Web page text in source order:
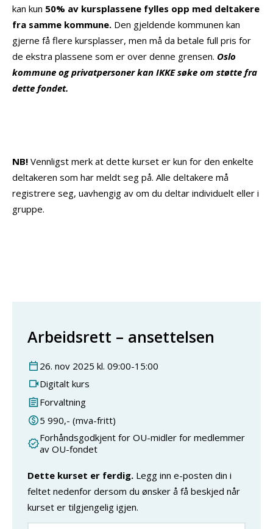
kan kun 50% av kursplassene fylles opp med deltakere
fra samme kommune. Den gjeldende kommunen kan
gjerne få flere kursplasser, men må da betale full pris for
de ekstra plassene som er over denne grensen. Oslo
kommune og privatpersoner kan IKKE søke om støtte fra
dette fondet.
NB! Vennligst merk at dette kurset er kun for den enkelte
deltakeren som har meldt seg på. Alle deltakere må
registrere seg, uavhengig av om du deltar individuelt eller i
gruppe.
Arbeidsrett – ansettelsen
26. nov 2025 kl. 09:00-15:00
Digitalt kurs
Forvaltning
5 990,- (mva-fritt)
Forhåndsgodkjent for OU-midler for medlemmer
av OU-fondet
Dette kurset er ferdig. Legg inn e-posten din i
feltet nedenfor dersom du ønsker å få beskjed når
kurset er tilgjengelig igjen.